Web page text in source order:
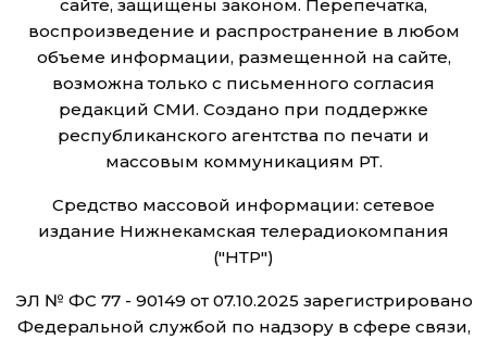
сайте, защищены законом. Перепечатка,
воспроизведение и распространение в любом
объеме информации, размещенной на сайте,
возможна только с письменного согласия
редакций СМИ. Создано при поддержке
республиканского агентства по печати и
массовым коммуникациям РТ.
Средство массовой информации: сетевое
издание Нижнекамская телерадиокомпания
("НТР")
ЭЛ № ФС 77 - 90149 от 07.10.2025 зарегистрировано
Федеральной службой по надзору в сфере связи,